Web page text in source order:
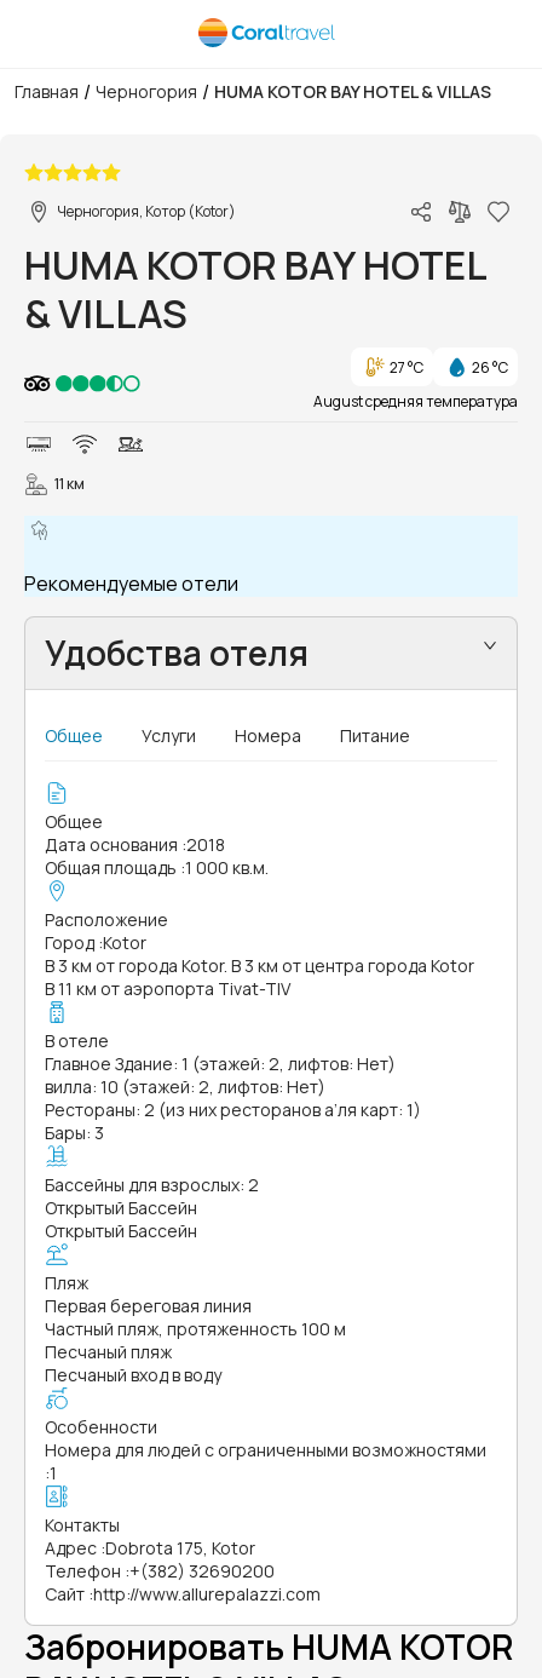
Главная / Черногория / HUMA KOTOR BAY HOTEL & VILLAS
Черногория, Котор (Kotor)
HUMA KOTOR BAY HOTEL
& VILLAS
27 °C
26 °C
August средняя температура
11 км
Рекомендуемые отели
Удобства отеля
Общее Услуги Номера Питание
Общее
Дата основания :2018
Общая площадь :1 000 кв.м.
Расположение
Город :Kotor
В 3 км от города Kotor. В 3 км от центра города Kotor
В 11 км от аэропорта Tivat-TIV
В отеле
Главное Здание: 1 (этажей: 2, лифтов: Нет)
вилла: 10 (этажей: 2, лифтов: Нет)
Рестораны: 2 (из них ресторанов а’ля карт: 1)
Бары: 3
Бассейны для взрослых: 2
Открытый Бассейн
Открытый Бассейн
Пляж
Первая береговая линия
Частный пляж, протяженность 100 м
Песчаный пляж
Песчаный вход в воду
Особенности
Номера для людей с ограниченными возможностями
:1
Контакты
Адрес :Dobrota 175, Kotor
Телефон :+(382) 32690200
Сайт :http://www.allurepalazzi.com
Забронировать HUMA KOTOR